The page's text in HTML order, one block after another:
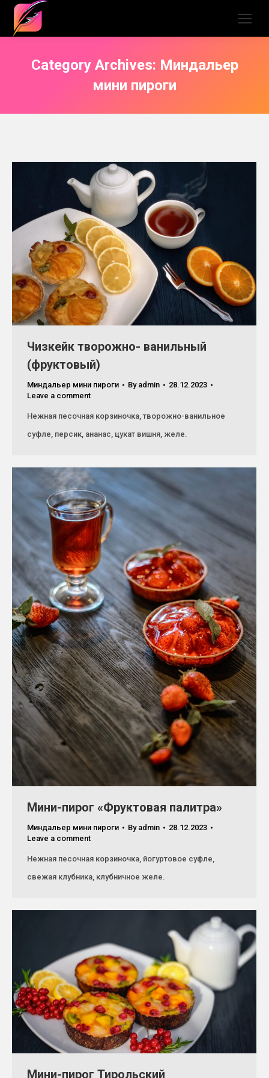
Category Archives: Миндальер
мини пироги
Чизкейк творожно- ванильный
(фруктовый)
Миндальер мини пироги By admin
28.12.2023
Leave a comment
Нежная песочная корзиночка, творожно-ванильное
суфле, персик, ананас, цукат вишня, желе.
Мини-пирог «Фруктовая палитра»
Миндальер мини пироги By admin
28.12.2023
Leave a comment
Нежная песочная корзиночка, йогуртовое суфле,
свежая клубника, клубничное желе.
Мини-пирог Тирольский